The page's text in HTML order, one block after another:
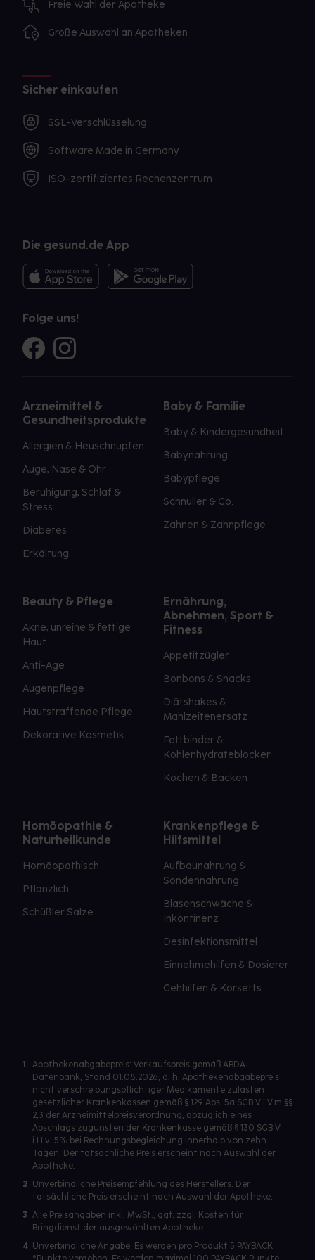
Freie Wahl der Apotheke
Große Auswahl an Apotheken
Sicher einkaufen
SSL-Verschlüsselung
Software Made in Germany
ISO-zertifiziertes Rechenzentrum
Die gesund.de App
Folge uns!
Arzneimittel &
Gesundheitsprodukte
Allergien & Heuschnupfen
Auge, Nase & Ohr
Beruhigung, Schlaf &
Stress
Diabetes
Erkältung
Baby & Familie
Baby & Kindergesundheit
Babynahrung
Babypflege
Schnuller & Co.
Zahnen & Zahnpflege
Beauty & Pflege
Akne, unreine & fettige
Haut
Anti-Age
Augenpflege
Hautstraffende Pflege
Dekorative Kosmetik
Ernährung,
Abnehmen, Sport &
Fitness
Appetitzügler
Bonbons & Snacks
Diätshakes &
Mahlzeitenersatz
Fettbinder &
Kohlenhydrateblocker
Kochen & Backen
Homöopathie &
Naturheilkunde
Homöopathisch
Pflanzlich
Schüßler Salze
Krankenpflege &
Hilfsmittel
Aufbaunahrung &
Sondennahrung
Blasenschwäche &
Inkontinenz
Desinfektionsmittel
Einnehmehilfen & Dosierer
Gehhilfen & Korsetts
1
Apothekenabgabepreis: Verkaufspreis gemäß ABDA-
Datenbank, Stand 01.08.2026, d. h. Apothekenabgabepreis
nicht verschreibungspflichtiger Medikamente zulasten
gesetzlicher Krankenkassen gemäß § 129 Abs. 5a SGB V i.V.m §§
2,3 der Arzneimittelpreisverordnung, abzüglich eines
Abschlags zugunsten der Krankenkasse gemäß § 130 SGB V
i.H.v. 5% bei Rechnungsbegleichung innerhalb von zehn
Tagen. Der tatsächliche Preis erscheint nach Auswahl der
Apotheke.
2 Unverbindliche Preisempfehlung des Herstellers. Der
tatsächliche Preis erscheint nach Auswahl der Apotheke.
3 Alle Preisangaben inkl. MwSt., ggf. zzgl. Kosten für
Bringdienst der ausgewählten Apotheke.
4 Unverbindliche Angabe. Es werden pro Produkt 5 PAYBACK